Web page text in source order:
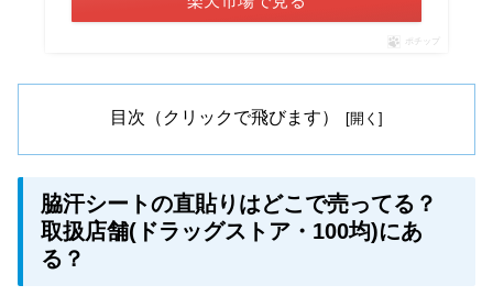
ポチップ
目次（クリックで飛びます）
脇汗シートの直貼りはどこで売ってる？
取扱店舗(ドラッグストア・100均)にあ
る？